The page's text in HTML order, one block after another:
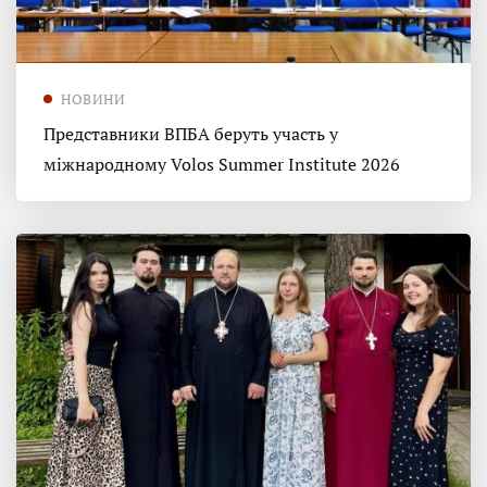
НОВИНИ
Представники ВПБА беруть участь у
міжнародному Volos Summer Institute 2026